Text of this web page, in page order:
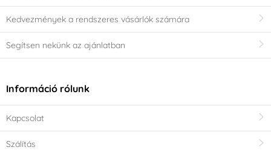
Kedvezmények a rendszeres vásárlók számára
Segítsen nekünk az ajánlatban
Információ rólunk
Kapcsolat
Szálítás